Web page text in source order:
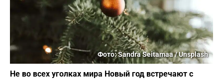
Фото: Sandra Seitamaa / Unsplash
Не во всех уголках мира Новый год встречают с